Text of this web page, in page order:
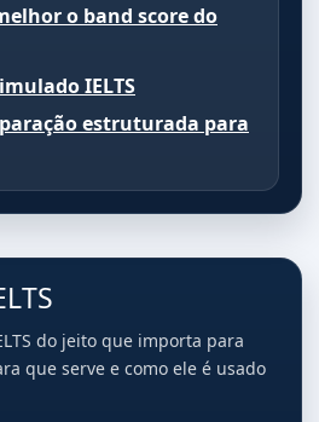
o band score do
IELTS
estruturada para
do jeito que importa para
que serve e como ele é usado